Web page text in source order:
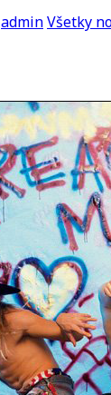
adminVšetky